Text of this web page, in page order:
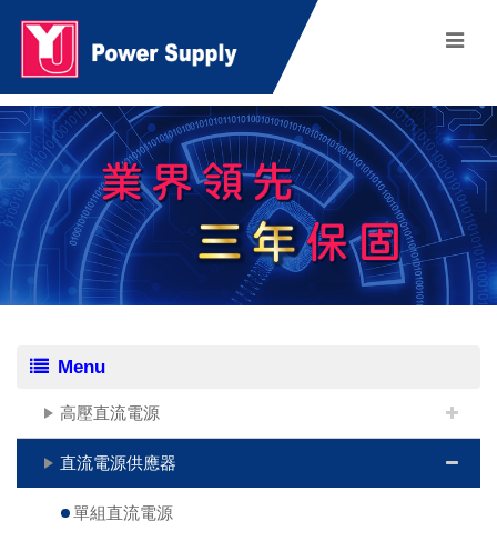
Menu
高壓直流電源
直流電源供應器
單組直流電源